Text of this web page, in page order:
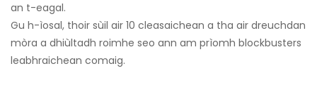
an t-eagal.
Gu h-ìosal, thoir sùil air 10 cleasaichean a tha air dreuchdan
mòra a dhiùltadh roimhe seo ann am prìomh blockbusters
leabhraichean comaig.